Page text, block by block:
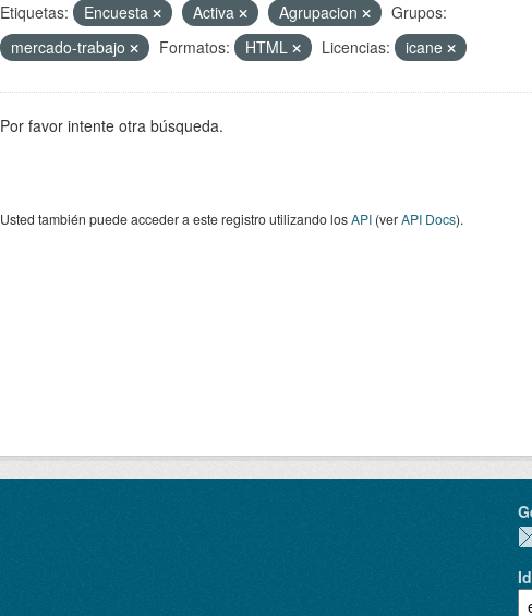
Etiquetas: Encuesta Activa Agrupacion
Grupos:
mercado-trabajo
Formatos: HTML Licencias: icane
Por favor intente otra búsqueda.
Usted también puede acceder a este registro utilizando losAPI(verAPI Docs).